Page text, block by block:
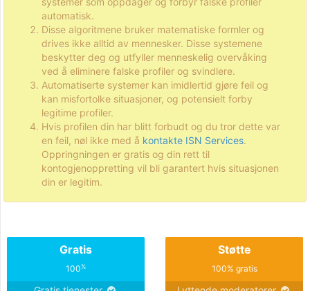
automatisk.
Disse algoritmene bruker matematiske formler og
drives ikke alltid av mennesker. Disse systemene
beskytter deg og utfyller menneskelig overvåking
ved å eliminere falske profiler og svindlere.
Automatiserte systemer kan imidlertid gjøre feil og
kan misfortolke situasjoner, og potensielt forby
legitime profiler.
Hvis profilen din har blitt forbudt og du tror dette var
en feil, nøl ikke med å kontakte ISN Services.
Oppringningen er gratis og din rett til
kontogjenoppretting vil bli garantert hvis situasjonen
din er legitim.
Gratis
100%
Støtte
100% gratis